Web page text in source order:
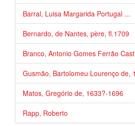
Barral, Luisa Margarida Portugal ...
Bernardo, de Nantes, père, fl.1709
Branco, Antonio Gomes Ferrão
Gusmão, Bartolomeu Lourenço de,
Matos, Gregório de, 1633?-1696
Rapp, Roberto